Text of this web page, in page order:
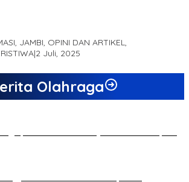
JAMBI, OPINI DAN ARTIKEL,
|2 Juli, 2025
Olahraga